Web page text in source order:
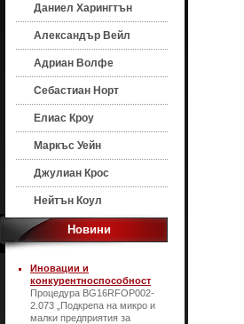
Даниел Харингтън
Александър Вейл
Адриан Волфе
Себастиан Норт
Елиас Кроу
Маркъс Уейн
Джулиан Крос
Нейтън Коул
Новини
Иновации и
конкурентноспособност
Процедура BG16RFOP002-
2.073 „Подкрепа на микро и
малки предприятия за